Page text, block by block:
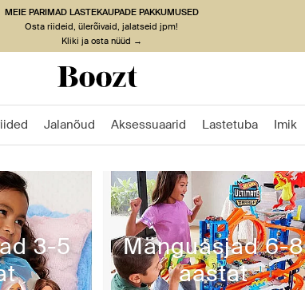
MEIE PARIMAD LASTEKAUPADE PAKKUMUSED
Osta riideid, ülerõivaid, jalatseid jpm!
Kliki ja osta nüüd →
Jalanõud Aksessuaarid Lastetuba Imik
3-5
Mänguasjad 6-8
aastat